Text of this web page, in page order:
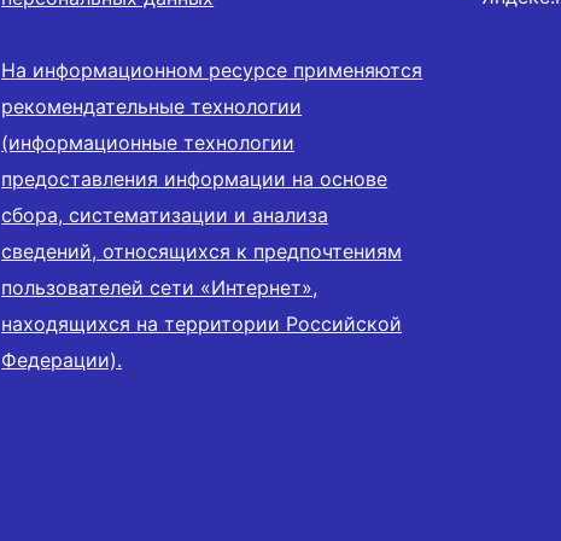
На информационном ресурсе применяются
рекомендательные технологии
(информационные технологии
предоставления информации на основе
сбора, систематизации и анализа
сведений, относящихся к предпочтениям
пользователей сети «Интернет»,
находящихся на территории Российской
Федерации).